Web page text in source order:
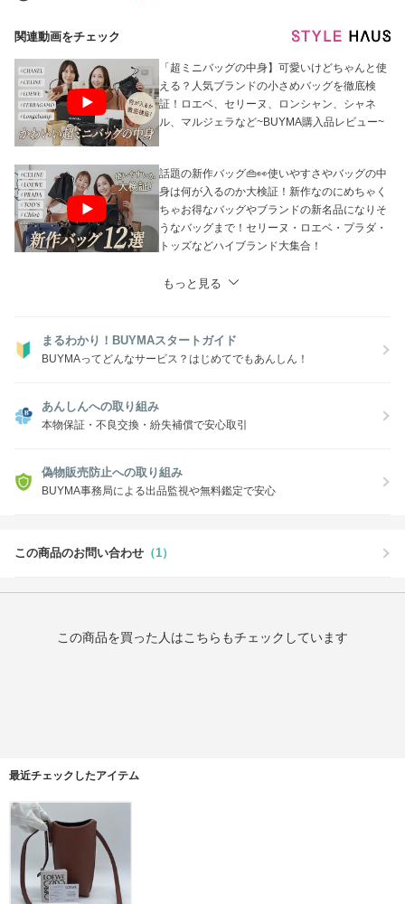
関連動画をチェック
「超ミニバッグの中身】可愛いけどちゃんと使
える？人気ブランドの小さめバッグを徹底検
証！ロエベ、セリーヌ、ロンシャン、シャネ
ル、マルジェラなど~BUYMA購入品レビュー~
話題の新作バッグ👜👀使いやすさやバッグの中
身は何が入るのか大検証！新作なのにめちゃく
ちゃお得なバッグやブランドの新名品になりそ
うなバッグまで！セリーヌ・ロエベ・プラダ・
トッズなどハイブランド大集合！
もっと見る
まるわかり！BUYMAスタートガイド
BUYMAってどんなサービス？はじめてでもあんしん！
あんしんへの取り組み
本物保証・不良交換・紛失補償で安心取引
偽物販売防止への取り組み
BUYMA事務局による出品監視や無料鑑定で安心
この商品のお問い合わせ （1）
この商品を買った人はこちらもチェックしています
最近チェックしたアイテム